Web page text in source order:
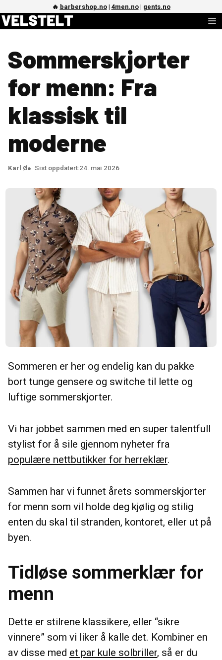
til
🔥 barbershop.no| 4men.no| gents.no
Sommerskjorter
for menn: Fra
klassisk til
moderne
Karl Ø Sist oppdatert:24. mai 2026
Sommeren er her og endelig kan du pakke
bort tunge gensere og switche til lette og
luftige sommerskjorter.
Vi har jobbet sammen med en super talentfull
stylist for å sile gjennom nyheter fra
populære nettbutikker for herreklær.
Sammen har vi funnet årets sommerskjorter
for menn som vil holde deg kjølig og stilig
enten du skal til stranden, kontoret, eller ut på
byen.
Tidløse sommerklær for
menn
Dette er stilrene klassikere, eller “sikre
vinnere” som vi liker å kalle det. Kombiner en
av disse med et par kule solbriller, så er du